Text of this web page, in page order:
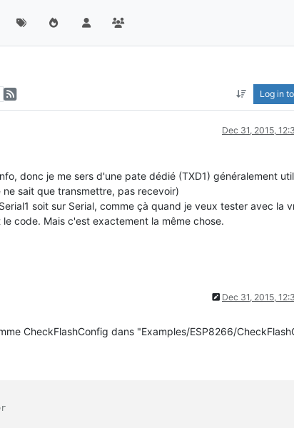
Log in
Dec 31, 2015,
donc je me sers d'une pate dédié (TXD1) généralement
sait que transmettre, pas recevoir)
soit sur Serial, comme çà quand je veux tester avec la
code. Mais c'est exactement la même chose.
Dec 31, 2015,
CheckFlashConfig dans "Examples/ESP8266/